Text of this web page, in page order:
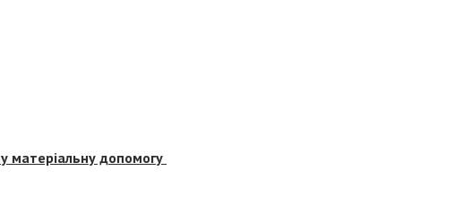
допомогу